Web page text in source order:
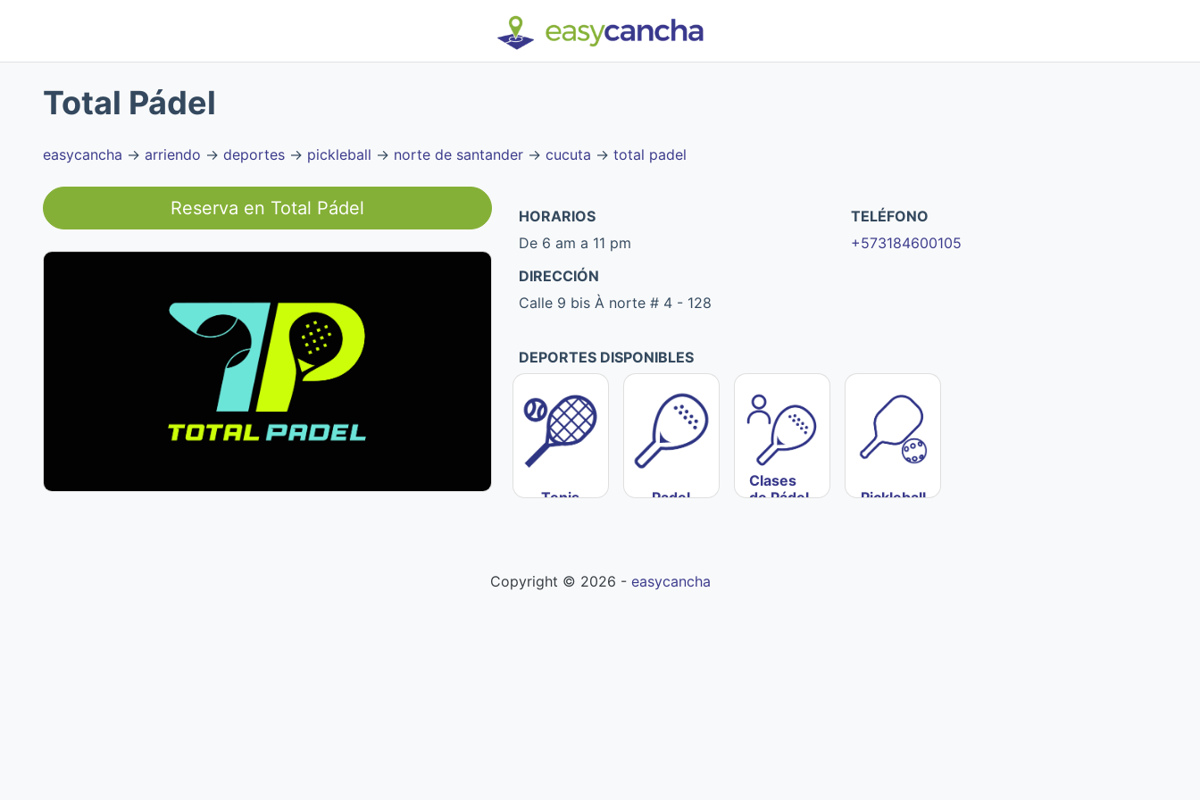
Total Pádel
easycancha → arriendo → deportes → pickleball → norte de santander → cucuta → total padel
Reserva en Total Pádel
HORARIOS
De 6 am a 11 pm
TELÉFONO
+573184600105
DIRECCIÓN
Calle 9 bis À norte # 4 - 128
DEPORTES DISPONIBLES
Tenis Padel
Clases
de Pádel
Pickleball
Copyright © 2026 - easycancha